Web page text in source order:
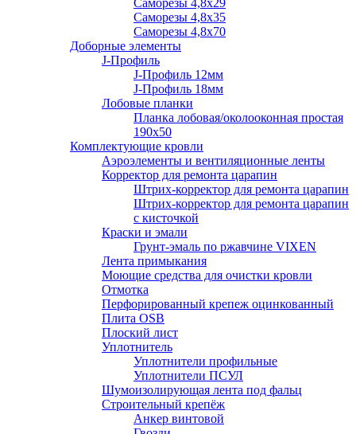
Сaморезы 4,8х29
Сaморезы 4,8х35
Сaморезы 4,8х70
Доборные элементы
J-Профиль
J-Профиль 12мм
J-Профиль 18мм
Лобовые планки
Планка лобовая/околооконная простая
190х50
Комплектующие кровли
Аэроэлементы и вентиляционные ленты
Корректор для ремонта царапин
Штрих-корректор для ремонта царапин
Штрих-корректор для ремонта царапин
с кисточкой
Краски и эмали
Грунт-эмаль по ржавчине VIXEN
Лента примыкания
Моющие средства для очистки кровли
Отмотка
Перфорированный крепеж оцинкованный
Плита OSB
Плоский лист
Уплотнитель
Уплотнители профильные
Уплотнители ПСУЛ
Шумоизолирующая лента под фальц
Строительный крепёж
Анкер винтовой